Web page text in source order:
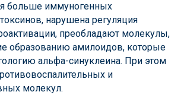
больше иммуногенных
нарушена регуляция
преобладают молекулы,
образованию амилоидов, которые
альфа-синуклеина. При этом
и
молекул.